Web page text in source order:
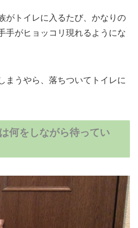
がトイレに入るたび、かなりの
手がヒョッコリ現れるようにな
まうやら、落ちついてトイレに
何をしながら待ってい